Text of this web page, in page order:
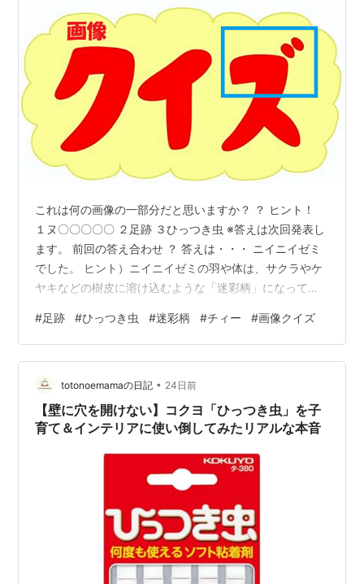
これは何の画像の一部分だと思いますか？ ？ ヒント！
１ヌ〇〇〇〇〇 ２足跡 ３ひっつき虫 ※答えは次回発表し
ます。 前回の答え合わせ ？ 答えは・・・ ニイニイゼミ
でした。 ヒント）ニイニイゼミの羽や体は、サクラやケ
ヤキなどの樹皮に溶け込むような「迷彩柄」になってい
いほどの“保護色”でカモフラージュしている ヒント）鳴
き声の特長は、「チィー」という透き通った高く小さな
声で長く鳴き続ける。 一匹が鳴きはじめると周囲のニイ
ニイゼミも一斉に鳴きかわす修正がある
donaltobello.hatenablog.com www.youtube.co…
#足跡 #ひっつき虫 #迷彩柄 #チィー #画像クイズ
totonoemamaの日記 • 24日前
【壁に穴を開けない】コクヨ「ひっつき虫」を子
育て＆インテリアに使い倒してみたリアルな本音